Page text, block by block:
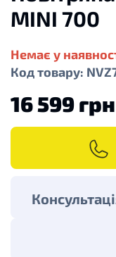
MINI 700
Немає у
Код товару:
16 599 грн